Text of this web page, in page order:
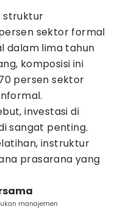
struktur
sektor formal
dalam lima tahun
komposisi ini
persen sektor
investasi di
sangat penting.
instruktur
prasarana yang
manajemen